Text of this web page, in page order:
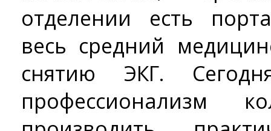
отделении есть
весь средний
снятию ЭКГ.
профессионализм